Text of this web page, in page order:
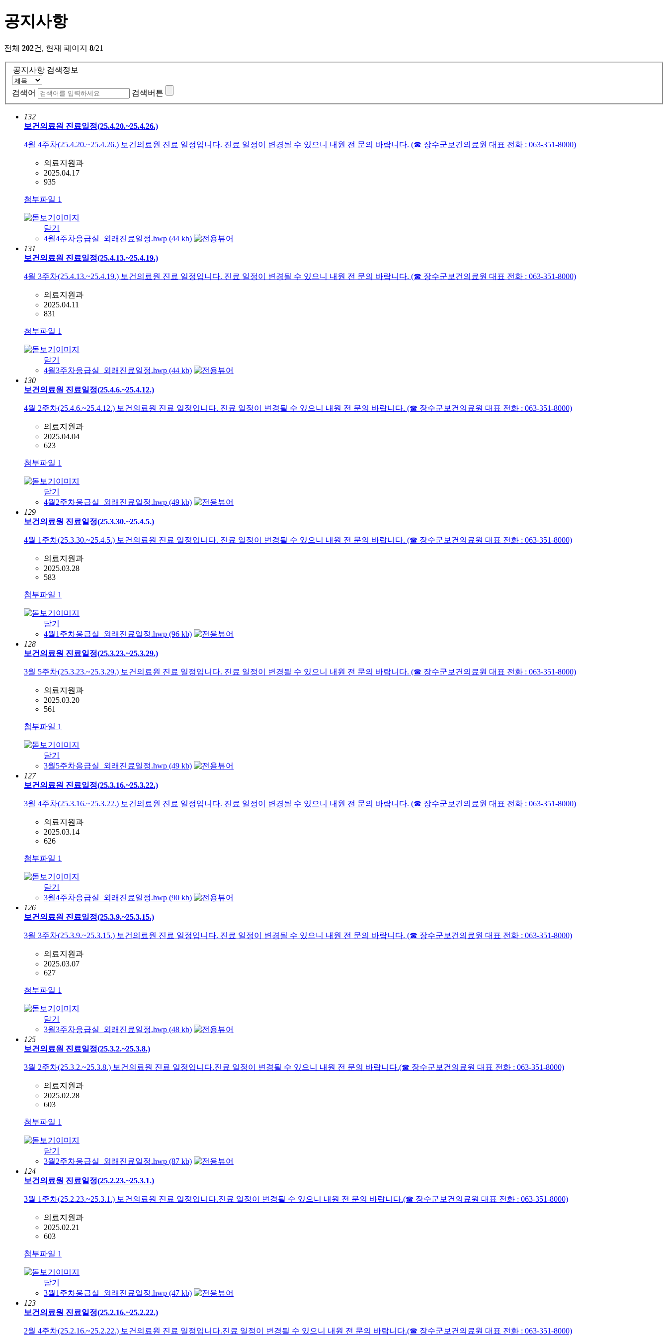
공지사항
전체 202건, 현재 페이지 8/21
공지사항 검색정보
검색어 검색버튼
132
보건의료원 진료일정(25.4.20.~25.4.26.)
4월 4주차(25.4.20.~25.4.26.) 보건의료원 진료 일정입니다. 진료 일정이 변경될 수 있으니 내원 전 문의 바랍니다. (☎ 장수군보건의료원 대표 전화 : 063-351-8000)
의료지원과
2025.04.17
935
첨부파일 1
닫기
4월4주차응급실_외래진료일정.hwp (44 kb)
131
보건의료원 진료일정(25.4.13.~25.4.19.)
4월 3주차(25.4.13.~25.4.19.) 보건의료원 진료 일정입니다. 진료 일정이 변경될 수 있으니 내원 전 문의 바랍니다. (☎ 장수군보건의료원 대표 전화 : 063-351-8000)
의료지원과
2025.04.11
831
첨부파일 1
닫기
4월3주차응급실_외래진료일정.hwp (44 kb)
130
보건의료원 진료일정(25.4.6.~25.4.12.)
4월 2주차(25.4.6.~25.4.12.) 보건의료원 진료 일정입니다. 진료 일정이 변경될 수 있으니 내원 전 문의 바랍니다. (☎ 장수군보건의료원 대표 전화 : 063-351-8000)
의료지원과
2025.04.04
623
첨부파일 1
닫기
4월2주차응급실_외래진료일정.hwp (49 kb)
129
보건의료원 진료일정(25.3.30.~25.4.5.)
4월 1주차(25.3.30.~25.4.5.) 보건의료원 진료 일정입니다. 진료 일정이 변경될 수 있으니 내원 전 문의 바랍니다. (☎ 장수군보건의료원 대표 전화 : 063-351-8000)
의료지원과
2025.03.28
583
첨부파일 1
닫기
4월1주차응급실_외래진료일정.hwp (96 kb)
128
보건의료원 진료일정(25.3.23.~25.3.29.)
3월 5주차(25.3.23.~25.3.29.) 보건의료원 진료 일정입니다. 진료 일정이 변경될 수 있으니 내원 전 문의 바랍니다. (☎ 장수군보건의료원 대표 전화 : 063-351-8000)
의료지원과
2025.03.20
561
첨부파일 1
닫기
3월5주차응급실_외래진료일정.hwp (49 kb)
127
보건의료원 진료일정(25.3.16.~25.3.22.)
3월 4주차(25.3.16.~25.3.22.) 보건의료원 진료 일정입니다. 진료 일정이 변경될 수 있으니 내원 전 문의 바랍니다. (☎ 장수군보건의료원 대표 전화 : 063-351-8000)
의료지원과
2025.03.14
626
첨부파일 1
닫기
3월4주차응급실_외래진료일정.hwp (90 kb)
126
보건의료원 진료일정(25.3.9.~25.3.15.)
3월 3주차(25.3.9.~25.3.15.) 보건의료원 진료 일정입니다. 진료 일정이 변경될 수 있으니 내원 전 문의 바랍니다. (☎ 장수군보건의료원 대표 전화 : 063-351-8000)
의료지원과
2025.03.07
627
첨부파일 1
닫기
3월3주차응급실_외래진료일정.hwp (48 kb)
125
보건의료원 진료일정(25.3.2.~25.3.8.)
3월 2주차(25.3.2.~25.3.8.) 보건의료원 진료 일정입니다.진료 일정이 변경될 수 있으니 내원 전 문의 바랍니다.(☎ 장수군보건의료원 대표 전화 : 063-351-8000)
의료지원과
2025.02.28
603
첨부파일 1
닫기
3월2주차응급실_외래진료일정.hwp (87 kb)
124
보건의료원 진료일정(25.2.23.~25.3.1.)
3월 1주차(25.2.23.~25.3.1.) 보건의료원 진료 일정입니다.진료 일정이 변경될 수 있으니 내원 전 문의 바랍니다.(☎ 장수군보건의료원 대표 전화 : 063-351-8000)
의료지원과
2025.02.21
603
첨부파일 1
닫기
3월1주차응급실_외래진료일정.hwp (47 kb)
123
보건의료원 진료일정(25.2.16.~25.2.22.)
2월 4주차(25.2.16.~25.2.22.) 보건의료원 진료 일정입니다.진료 일정이 변경될 수 있으니 내원 전 문의 바랍니다.(☎ 장수군보건의료원 대표 전화 : 063-351-8000)